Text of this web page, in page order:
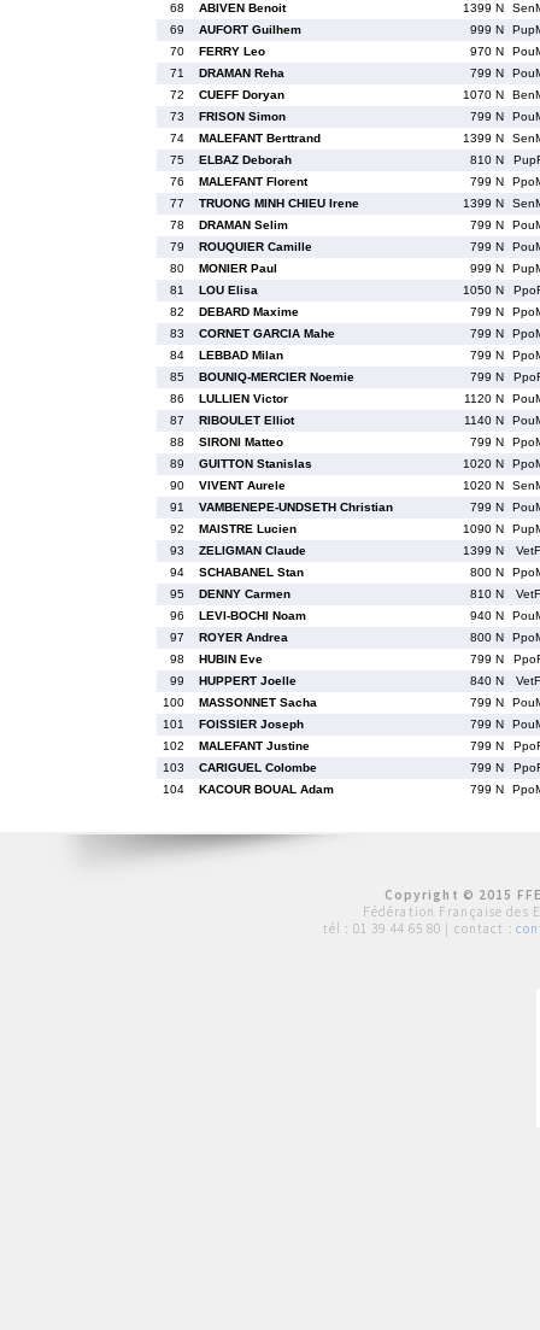
68
ABIVEN Benoit 1399 N
69
AUFORT Guilhem 999 N
70
FERRY Leo 970 N
71
DRAMAN Reha 799 N
72
CUEFF Doryan 1070 N
73
FRISON Simon 799 N
74
MALEFANT Berttrand 1399 N
75
ELBAZ Deborah 810 N
76
MALEFANT Florent 799 N
77
TRUONG MINH CHIEU Irene 1399 N
78
DRAMAN Selim 799 N
79
ROUQUIER Camille 799 N
80
MONIER Paul 999 N
81
LOU Elisa 1050 N
82
DEBARD Maxime 799 N
83
CORNET GARCIA Mahe 799 N
84
LEBBAD Milan 799 N
85
BOUNIQ-MERCIER Noemie 799 N
86
LULLIEN Victor 1120 N
87
RIBOULET Elliot 1140 N
88
SIRONI Matteo 799 N
89
GUITTON Stanislas 1020 N
90
VIVENT Aurele 1020 N
91
VAMBENEPE-UNDSETH Christian 799 N
92
MAISTRE Lucien 1090 N
93
ZELIGMAN Claude 1399 N
VetF
94
SCHABANEL Stan 800 N
95
DENNY Carmen 810 N
VetF
96
LEVI-BOCHI Noam 940 N
97
ROYER Andrea 800 N
98
HUBIN Eve 799 N
99
HUPPERT Joelle 840 N
VetF
100
MASSONNET Sacha 799 N
101
FOISSIER Joseph 799 N
102
MALEFANT Justine 799 N
103
CARIGUEL Colombe 799 N
104
KACOUR BOUAL Adam 799 N
Copyright © 2015
Fédération Française des
tél : 01 39 44 65 80 | contact :